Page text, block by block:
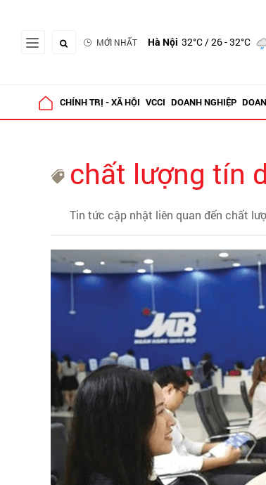
MỚI NHẤT Hà Nội 32°C/ 26 - 32°C
CHÍNH TRỊ - XÃ HỘI VCCI DOANH NGHIỆP
chất lượng tín
Tin tức cập nhật liên quan đến chất